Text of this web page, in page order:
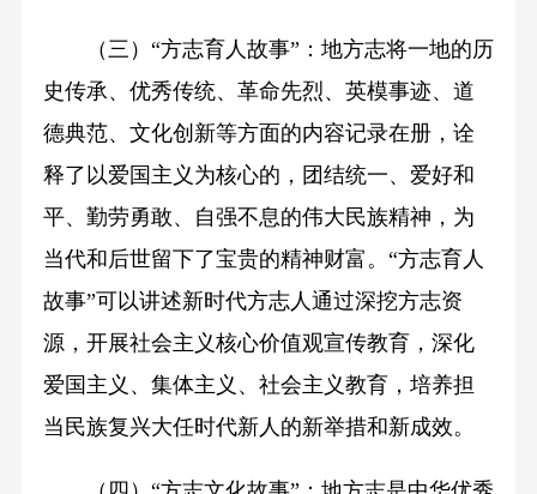
（三）“方志育人故事”：地方志将一地的历
史传承、优秀传统、革命先烈、英模事迹、道
德典范、文化创新等方面的内容记录在册，诠
释了以爱国主义为核心的，团结统一、爱好和
平、勤劳勇敢、自强不息的伟大民族精神，为
当代和后世留下了宝贵的精神财富。“方志育人
故事”可以讲述新时代方志人通过深挖方志资
源，开展社会主义核心价值观宣传教育，深化
爱国主义、集体主义、社会主义教育，培养担
当民族复兴大任时代新人的新举措和新成效。